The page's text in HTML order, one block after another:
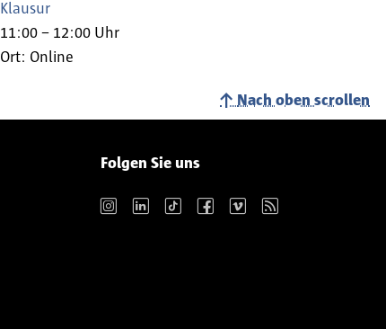
Klausur
11:00 – 12:00 Uhr
Ort: Online
Nach oben scrollen
Folgen Sie uns
Instagram LinkedIn TikTok Facebook Vimeo RSS